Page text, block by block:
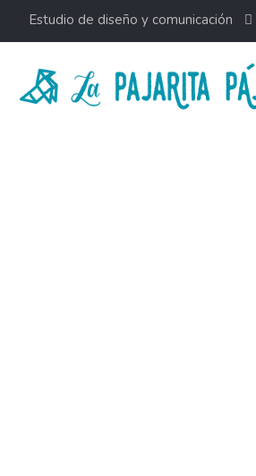
Estudio de diseño y comunicación